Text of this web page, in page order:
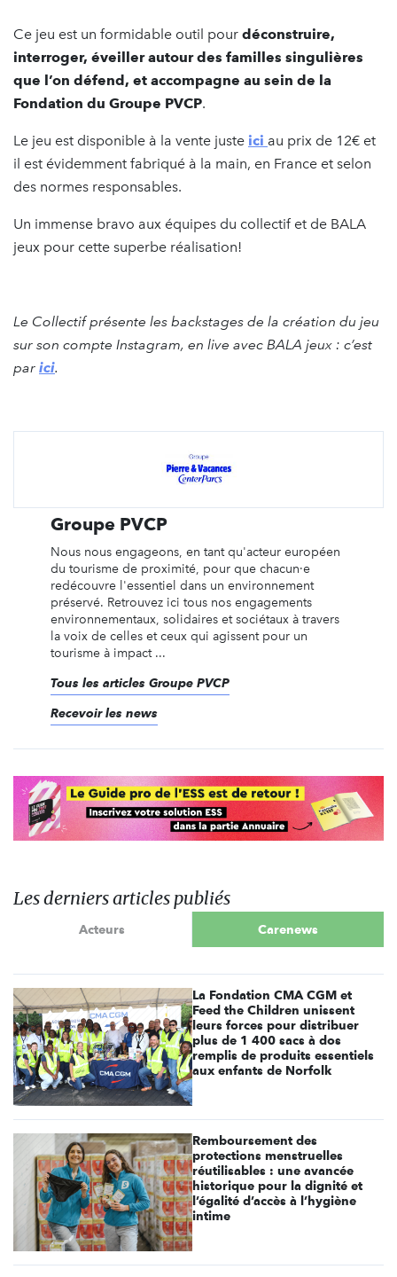
Ce jeu est un formidable outil pour déconstruire,
interroger, éveiller autour des familles singulières
que l’on défend, et accompagne au sein de la
Fondation du Groupe PVCP.
Le jeu est disponible à la vente juste ici au prix de 12€ et
il est évidemment fabriqué à la main, en France et selon
des normes responsables.
Un immense bravo aux équipes du collectif et de BALA
jeux pour cette superbe réalisation!
Le Collectif présente les backstages de la création du jeu
sur son compte Instagram, en live avec BALA jeux : c’est
par ici.
Groupe PVCP
Nous nous engageons, en tant qu'acteur européen
du tourisme de proximité, pour que chacun·e
redécouvre l'essentiel dans un environnement
préservé. Retrouvez ici tous nos engagements
environnementaux, solidaires et sociétaux à travers
la voix de celles et ceux qui agissent pour un
tourisme à impact ...
Tous les articles Groupe PVCP
Recevoir les news
Les derniers articles publiés
Acteurs Carenews
La Fondation CMA CGM et
Feed the Children unissent
leurs forces pour distribuer
plus de 1 400 sacs à dos
remplis de produits essentiels
aux enfants de Norfolk
Remboursement des
protections menstruelles
réutilisables : une avancée
historique pour la dignité et
l’égalité d’accès à l’hygiène
intime